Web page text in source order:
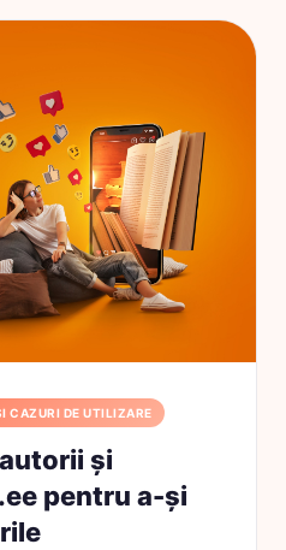
CAZURI DE UTILIZARE
și
pentru a-și